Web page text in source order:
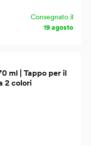
Consegnato il
19 agosto
ml | Tappo per il
2 colori